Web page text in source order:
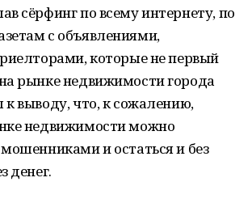
сёрфинг по всему интернету, по
с объявлениями,
риелторами, которые не первый
рынке недвижимости города
выводу, что, к сожалению,
недвижимости можно
мошенниками и остаться и без
денег.